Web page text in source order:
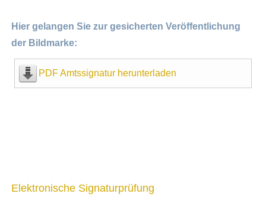
Hier gelangen Sie zur gesicherten Veröffentlichung
der Bildmarke:
PDF Amtssignatur herunterladen
Elektronische Signaturprüfung